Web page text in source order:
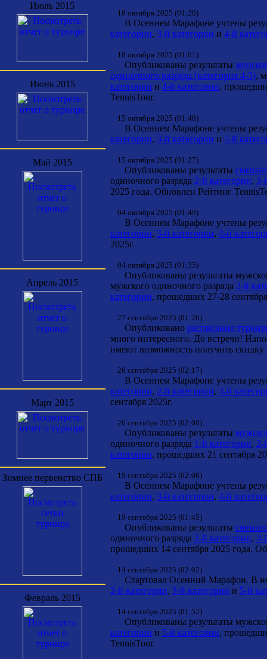
Июль 2015
Июнь 2015
Май 2015
Апрель 2015
Март 2015
Зимнее первенство СПБ
Февраль 2015
18 октября 2025 (01:20)
В Осеннем Марафоне учтены
категории, 3-й категории и 4-й
18 октября 2025 (01:01)
Опубликованы результаты
одиночного разряда (категория 4-5),
категории и 4-й категории,
TennisTour.
15 октября 2025 (01:48)
В Осеннем Марафоне учтены
категории, 3-й категории и 5-й
15 октября 2025 (01:27)
Опубликованы результаты
одиночного разряда 2-й категории, 3-
2025 года. Обновлен Рейтинг
04 октября 2025 (01:49)
В Осеннем Марафоне учтены
категории, 3-й категории, 4-й
2025г.
04 октября 2025 (01:35)
Опубликованы результаты
мужского одиночного разряда 2-й
категории, прошедших 27-28
27 сентября 2025 (01:20)
Опубликовано расписание
много интересного. До встречи!
имеют возможность получить скидку
26 сентября 2025 (02:17)
В Осеннем Марафоне учтены
категории, 2-й категории, 3-й
сентября 2025г.
26 сентября 2025 (02:00)
Опубликованы результаты
одиночного разряда 1-й категории, 2-
категории, прошедших 21 сентября
19 сентября 2025 (02:06)
В Осеннем Марафоне учтены
категории, 3-й категории, 4-й
19 сентября 2025 (01:45)
Опубликованы результаты
одиночного разряда 2-й категории, 3-
прошедших 14 сентября 2025 года.
14 сентября 2025 (02:02)
Стартовал Осенний Марафон. В
2-й категории, 3-й категории и 5-й
14 сентября 2025 (01:52)
Опубликованы результаты
категории и 5-й категории,
TennisTour.